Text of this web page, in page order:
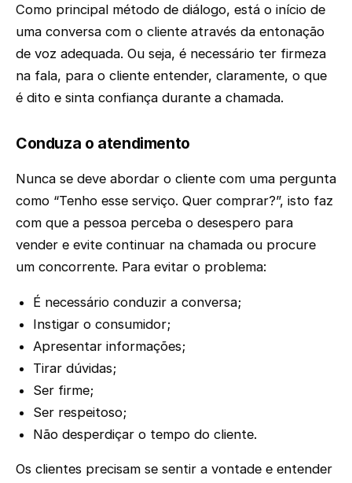
Como principal método de diálogo, está o início de
uma conversa com o cliente através da entonação
de voz adequada. Ou seja, é necessário ter firmeza
na fala, para o cliente entender, claramente, o que
é dito e sinta confiança durante a chamada.
Conduza o atendimento
Nunca se deve abordar o cliente com uma pergunta
como “Tenho esse serviço. Quer comprar?”, isto faz
com que a pessoa perceba o desespero para
vender e evite continuar na chamada ou procure
um concorrente. Para evitar o problema:
É necessário conduzir a conversa;
Instigar o consumidor;
Apresentar informações;
Tirar dúvidas;
Ser firme;
Ser respeitoso;
Não desperdiçar o tempo do cliente.
Os clientes precisam se sentir a vontade e entender